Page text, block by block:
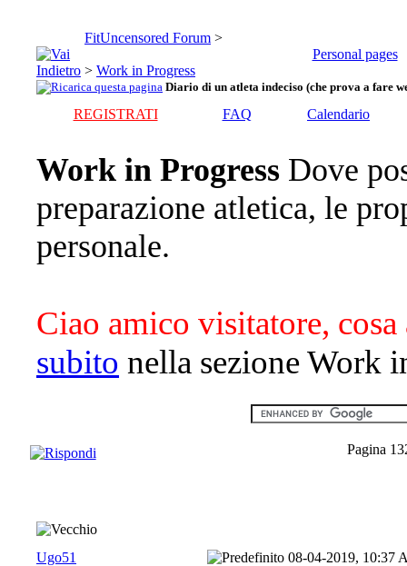
FitUncensored Forum >
Personal pages
> Work in Progress
Diario di un atleta indeciso (che prova a fare
REGISTRATI FAQ Calendario
Work in Progress Dove
preparazione atletica, le
personale.
Ciao amico visitatore, cosa
subito nella sezione Work
Pagina
Ugo51 08-04-2019, 10:37